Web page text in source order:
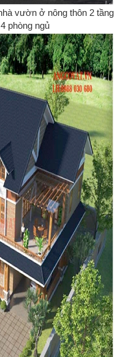
vườn ở nông thôn 2 tầng
phòng ngủ